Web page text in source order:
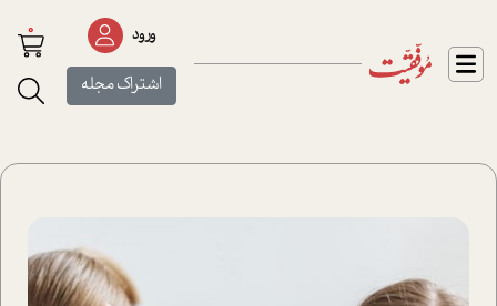
ورود
اشتراک مجله
0